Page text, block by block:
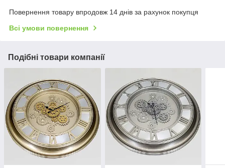
Повернення товару впродовж 14 днів за рахунок покупця
Всі умови повернення
Подібні товари компанії